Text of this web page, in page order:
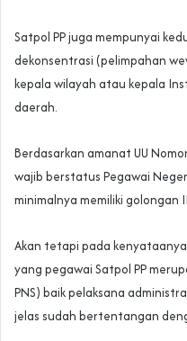
Satpol PP juga mempunyai
dekonsentrasi (pelimpahan
kepala wilayah atau kepala
daerah.
Berdasarkan amanat UU
wajib berstatus Pegawai
minimalnya memiliki golongan
Akan tetapi pada
yang pegawai Satpol PP
PNS) baik pelaksana
jelas sudah bertentangan